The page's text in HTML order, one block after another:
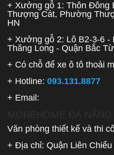
+ Xưởng gỗ 1: Thôn Đông
Thượng Cát, Phường
HN
+ Xưởng gỗ 2: Lô B2-3-6 -
Thăng Long - Quận Bắc
+ Có chỗ để xe ô tô thoải
+ Hotline: 093.131.8877
+ Email:
Văn phòng thiết kế và thi
+ Địa chỉ: Quận Liên